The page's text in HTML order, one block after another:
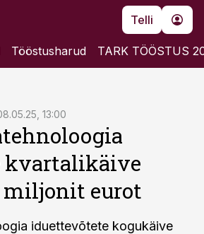
Telli
Tööstusharud TARK TÖÖSTUS
13:00
kvartalikäive
miljonit eurot
iduettevõtete kogukäive